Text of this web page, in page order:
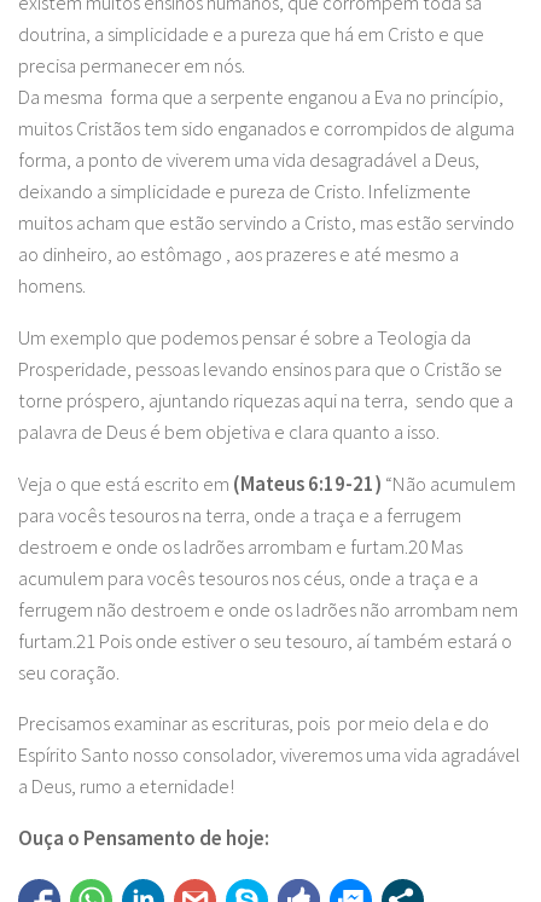
doutrina, a simplicidade e a pureza que há em Cristo e que
precisa permanecer em nós.
Da mesma forma que a serpente enganou a Eva no princípio,
muitos Cristãos tem sido enganados e corrompidos de alguma
forma, a ponto de viverem uma vida desagradável a Deus,
deixando a simplicidade e pureza de Cristo. Infelizmente
muitos acham que estão servindo a Cristo, mas estão servindo
ao dinheiro, ao estômago , aos prazeres e até mesmo a
homens.
Um exemplo que podemos pensar é sobre a Teologia da
Prosperidade, pessoas levando ensinos para que o Cristão se
torne próspero, ajuntando riquezas aqui na terra, sendo que a
palavra de Deus é bem objetiva e clara quanto a isso.
Veja o que está escrito em (Mateus 6:19-21) “Não acumulem
para vocês tesouros na terra, onde a traça e a ferrugem
destroem e onde os ladrões arrombam e furtam.20Mas
acumulem para vocês tesouros nos céus, onde a traça e a
ferrugem não destroem e onde os ladrões não arrombam nem
furtam.21Pois onde estiver o seu tesouro, aí também estará o
seu coração.
Precisamos examinar as escrituras, pois por meio dela e do
Espírito Santo nosso consolador, viveremos uma vida agradável
a Deus, rumo a eternidade!
Ouça o Pensamento de hoje: